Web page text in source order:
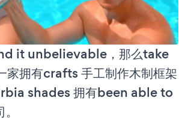
it unbelievable，那么take
拥有crafts 手工制作木制框架
rbia shades 拥有been able to